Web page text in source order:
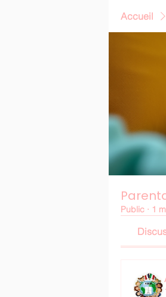
Accueil
Public · 1